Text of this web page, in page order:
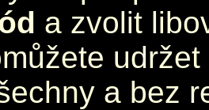
a zvolit
a bez